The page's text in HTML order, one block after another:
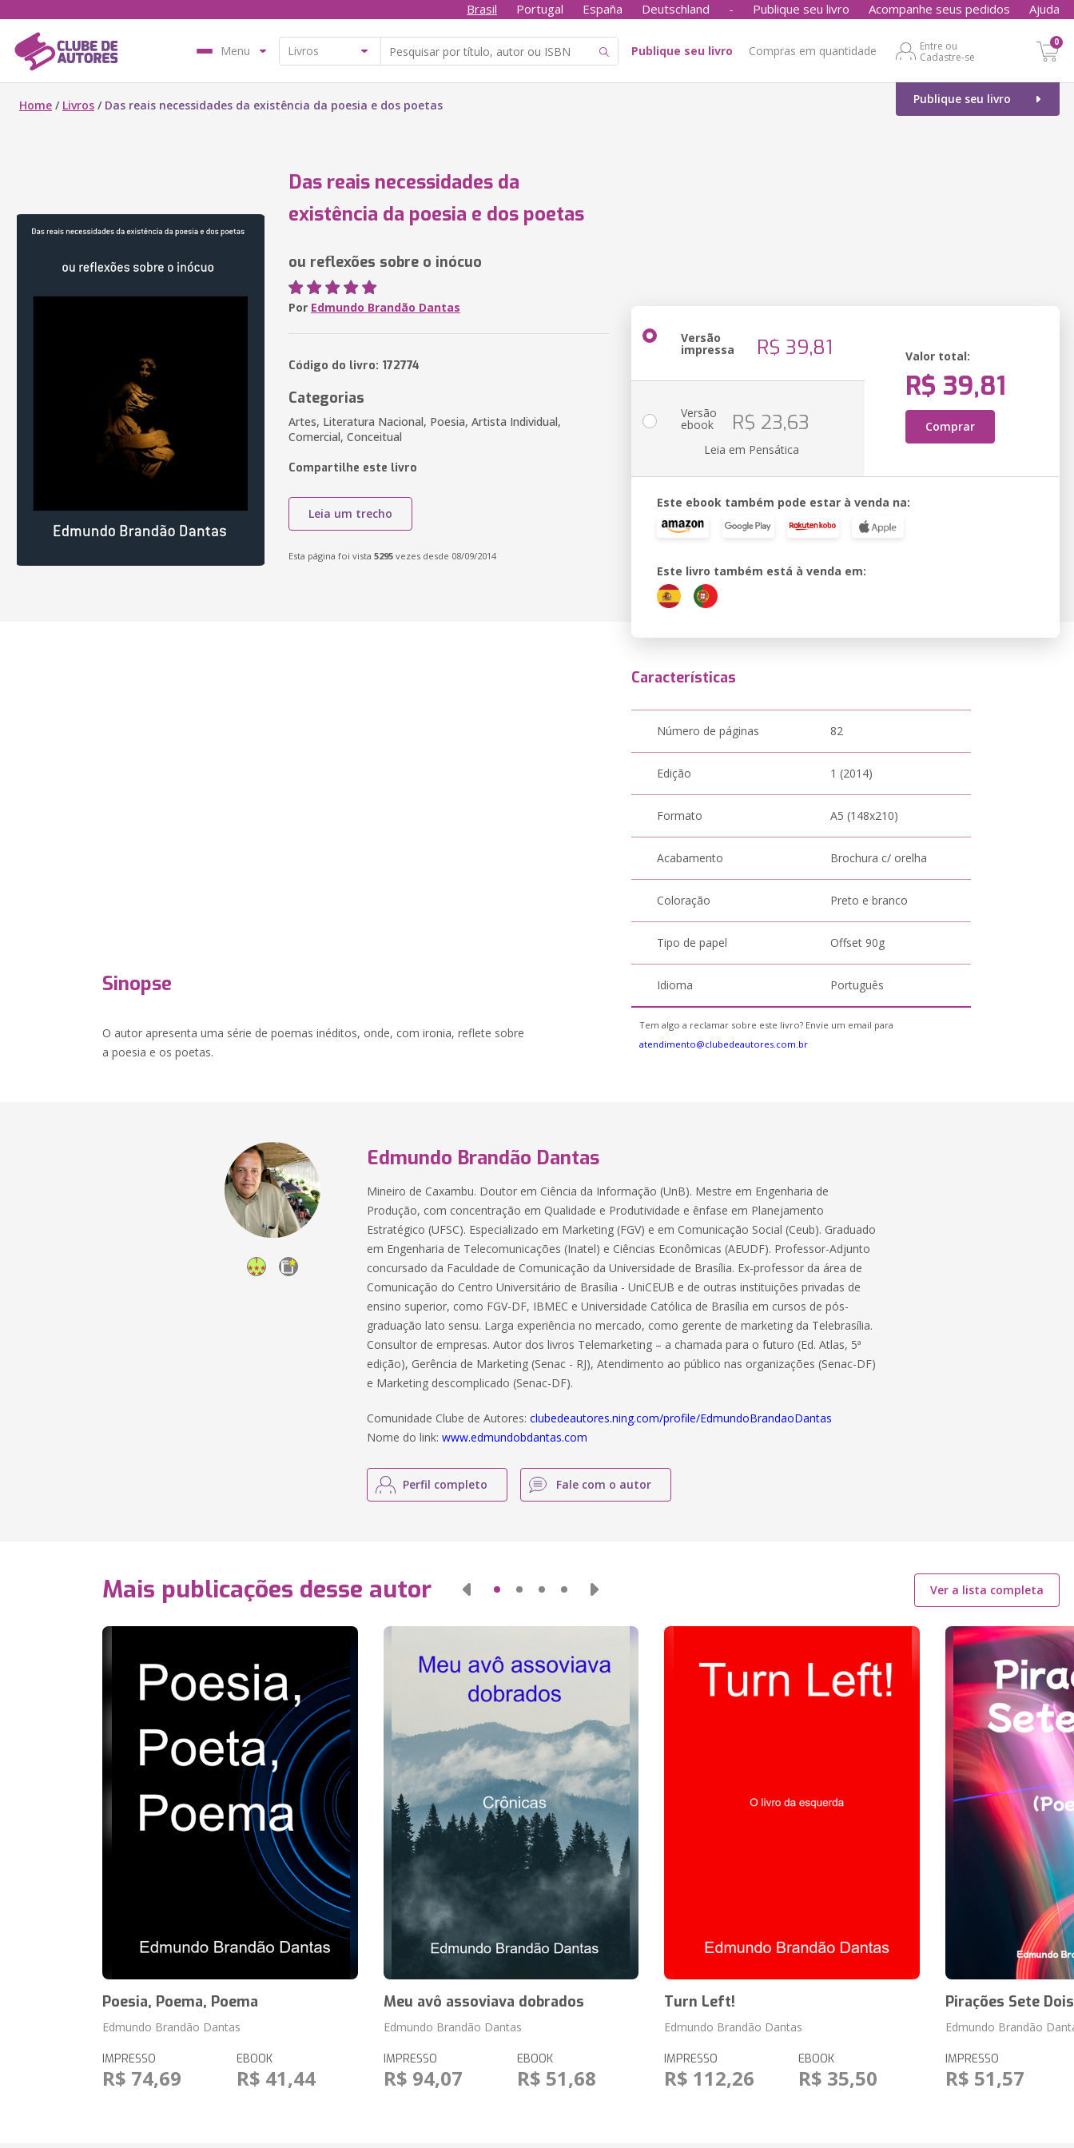
Brasil Portugal España Deutschland - Publique seu livro Acompanhe seus pedidos Ajuda
Menu Publique seu livro Compras em quantidade
Entre ou
Cadastre-se
0
Publique seu livro
Home / Livros / Das reais necessidades da existência da poesia e dos poetas
Das reais necessidades da
existência da poesia e dos poetas
ou reflexões sobre o inócuo
Por Edmundo Brandão Dantas
Código do livro: 172774
Categorias
Artes, Literatura Nacional, Poesia, Artista Individual,
Comercial, Conceitual
Compartilhe este livro
Leia um trecho
Esta página foi vista 5295 vezes desde 08/09/2014
Versão
impressa R$ 39,81 Valor total:
R$ 39,81
Comprar
Versão
ebook R$ 23,63
Leia em Pensática
Este ebook também pode estar à venda na:
Este livro também está à venda em:
Sinopse
O autor apresenta uma série de poemas inéditos, onde, com ironia, reflete sobre
a poesia e os poetas.
Características
Número de páginas 82
Edição 1 (2014)
Formato A5 (148x210)
Acabamento Brochura c/ orelha
Coloração Preto e branco
Tipo de papel Offset 90g
Idioma Português
Tem algo a reclamar sobre este livro? Envie um email para
atendimento@clubedeautores.com.br
Edmundo Brandão Dantas
Mineiro de Caxambu. Doutor em Ciência da Informação (UnB). Mestre em Engenharia de
Produção, com concentração em Qualidade e Produtividade e ênfase em Planejamento
Estratégico (UFSC). Especializado em Marketing (FGV) e em Comunicação Social (Ceub). Graduado
em Engenharia de Telecomunicações (Inatel) e Ciências Econômicas (AEUDF). Professor-Adjunto
concursado da Faculdade de Comunicação da Universidade de Brasília. Ex-professor da área de
Comunicação do Centro Universitário de Brasília - UniCEUB e de outras instituições privadas de
ensino superior, como FGV-DF, IBMEC e Universidade Católica de Brasília em cursos de pós-
graduação lato sensu. Larga experiência no mercado, como gerente de marketing da Telebrasília.
Consultor de empresas. Autor dos livros Telemarketing – a chamada para o futuro (Ed. Atlas, 5ª
edição), Gerência de Marketing (Senac - RJ), Atendimento ao público nas organizações (Senac-DF)
e Marketing descomplicado (Senac-DF).
Comunidade Clube de Autores:clubedeautores.ning.com/profile/EdmundoBrandaoDantas
Nome do link:www.edmundobdantas.com
Perfil completo Fale com o autor
Mais publicações desse autor Ver a lista completa
Poesia, Poema, Poema
Edmundo Brandão Dantas
IMPRESSO
R$ 74,69
EBOOK
R$ 41,44
Meu avô assoviava dobrados
Edmundo Brandão Dantas
IMPRESSO
R$ 94,07
EBOOK
R$ 51,68
Turn Left!
Edmundo Brandão Dantas
IMPRESSO
R$ 112,26
EBOOK
R$ 35,50
Pirações Sete Dois
Edmundo Brandão
IMPRESSO
R$ 51,57